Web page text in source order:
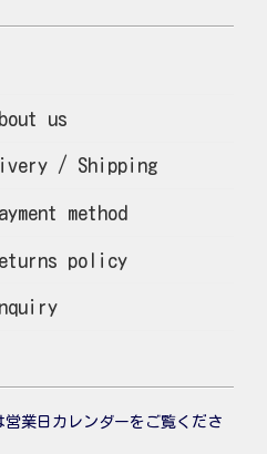
us
/ Shipping
method
policy
業日カレンダーをご覧くださ